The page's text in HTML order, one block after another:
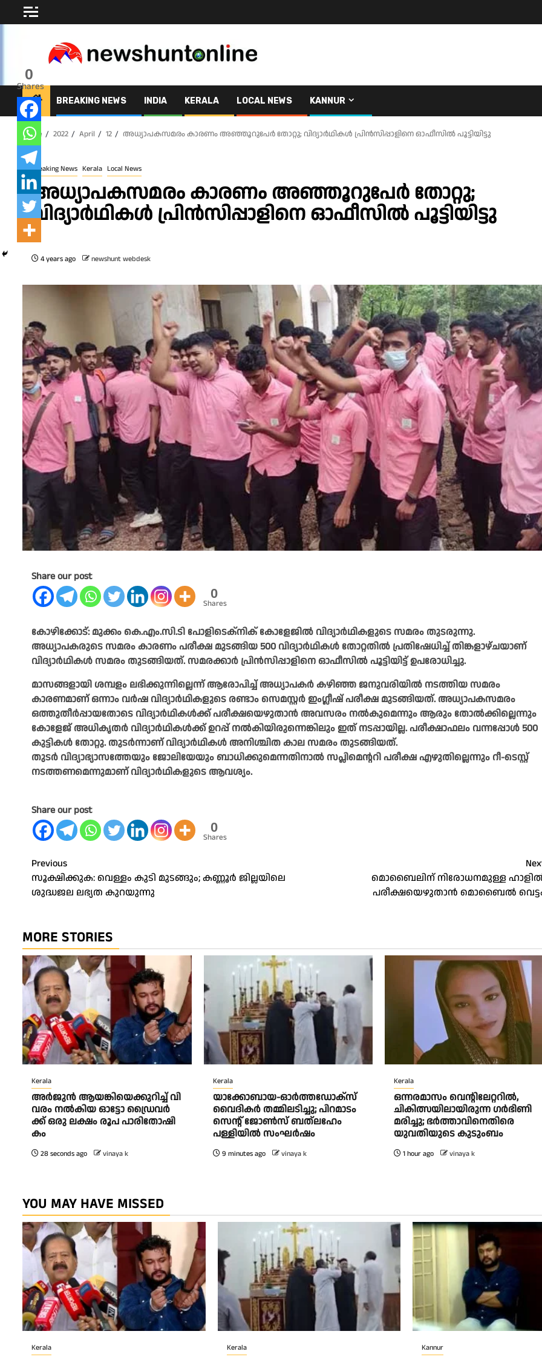
to
BREAKING NEWS INDIA KERALA LOCAL NEWS KANNUR
Home 2022 April 12 അധ്യാപകസമരം കാരണം അഞ്ഞൂറുപേർ തോറ്റു; വിദ്യാർഥികൾ പ്രിന്‍സിപ്പാളിനെ ഓഫീസില്‍ പൂട്ടിയിട്ടു
Breaking News Kerala Local News
അധ്യാപകസമരം കാരണം അഞ്ഞൂറുപേർ തോറ്റു;
വിദ്യാർഥികൾ പ്രിന്‍സിപ്പാളിനെ ഓഫീസില്‍ പൂട്ടിയിട്ടു
4 years ago newshunt webdesk
Share our post
0
Shares
കോഴിക്കോട്: മുക്കം കെ.എം.സി.ടി പോളിടെക്‌നിക് കോളേജില്‍ വിദ്യാര്‍ഥികളുടെ സമരം തുടരുന്നു.
അധ്യാപകരുടെ സമരം കാരണം പരീക്ഷ മുടങ്ങിയ 500 വിദ്യാര്‍ഥികള്‍ തോറ്റതില്‍ പ്രതിഷേധിച്ച് തിങ്കളാഴ്ചയാണ്
വിദ്യാര്‍ഥികള്‍ സമരം തുടങ്ങിയത്. സമരക്കാര്‍ പ്രിന്‍സിപ്പാളിനെ ഓഫീസില്‍ പൂട്ടിയിട്ട് ഉപരോധിച്ചു.
മാസങ്ങളായി ശമ്പളം ലഭിക്കുന്നില്ലെന്ന് ആരോപിച്ച് അധ്യാപകര്‍ കഴിഞ്ഞ ജനുവരിയില്‍ നടത്തിയ സമരം
കാരണമാണ് ഒന്നാം വര്‍ഷ വിദ്യാര്‍ഥികളുടെ രണ്ടാം സെമസ്റ്റര്‍ ഇംഗ്ലീഷ് പരീക്ഷ മുടങ്ങിയത്. അധ്യാപകസമരം
ഒത്തുതീര്‍പ്പായതോടെ വിദ്യാര്‍ഥികള്‍ക്ക് പരീക്ഷയെഴുതാന്‍ അവസരം നല്‍കുമെന്നും ആരും തോല്‍ക്കില്ലെന്നും
കോളേജ് അധികൃതര്‍ വിദ്യാര്‍ഥികള്‍ക്ക് ഉറപ്പ് നല്‍കിയിരുന്നെങ്കിലും ഇത് നടപ്പായില്ല. പരീക്ഷാഫലം വന്നപ്പോള്‍ 500
കുട്ടികള്‍ തോറ്റു. തുടര്‍ന്നാണ് വിദ്യാര്‍ഥികള്‍ അനിശ്ചിത കാല സമരം തുടങ്ങിയത്.
തുടര്‍ വിദ്യാഭ്യാസത്തേയും ജോലിയേയും ബാധിക്കുമെന്നതിനാല്‍ സപ്ലിമെന്ററി പരീക്ഷ എഴുതില്ലെന്നും റീ-ടെസ്റ്റ്
നടത്തണമെന്നുമാണ് വിദ്യാര്‍ഥികളുടെ ആവശ്യം.
Share our post
0
Shares
0
Shares
Post
navigation
Previous
സൂക്ഷിക്കുക: വെള്ളം കുടി മുടങ്ങും; കണ്ണൂര്‍ ജില്ലയിലെ
ശുദ്ധജല ലഭ്യത കുറയുന്നു
മൊബൈലിന് നിരോധനമുള്ള
പരീക്ഷയെഴുതാൻ മൊബൈൽ
MORE STORIES
Kerala
അ​ർ​ജു​ൻ ആ​യ​ങ്കി​യെ​ക്കു​റി​ച്ച് വി​
വ​രം ന​ൽ​കി​യ ഓ​ട്ടോ ഡ്രൈ​വ​ർ​
ക്ക് ഒ​രു ല​ക്ഷം രൂ​പ പാ​രി​തോ​ഷി​
കം
28 seconds ago vinaya k
Kerala
യാക്കോബായ-ഓർത്തഡോക്സ്
വൈദികർ തമ്മിലടിച്ചു; പിറമാടം
സെന്റ്‌ ജോൺസ് ബത്ലഹേം
പള്ളിയിൽ സംഘർഷം
9 minutes ago vinaya k
Kerala
ഒന്നരമാസം വെന്റിലേറ്ററിൽ,
ചികിത്സയിലായിരുന്ന ഗർഭിണി
മരിച്ചു; ഭർത്താവിനെതിരെ
യുവതിയുടെ കുടുംബം
1 hour ago vinaya k
YOU MAY HAVE MISSED
Kerala Kerala Kannur